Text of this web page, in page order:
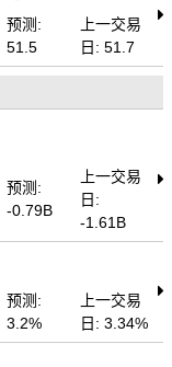
预测:
51.5
上一交易
日: 51.7
预测:
-0.79B
上一交易
日:
-1.61B
预测:
3.2%
上一交易
日: 3.34%